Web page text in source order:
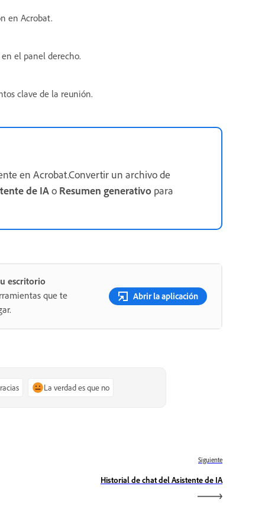
en Acrobat.
en el panel derecho.
clave de la reunión.
en Acrobat.Convertir un archivo de
de IAo Resumen generativo para
escritorio
que te
Abrir la aplicación
La verdad es que no
Siguiente
Historial de chat del Asistente de IA